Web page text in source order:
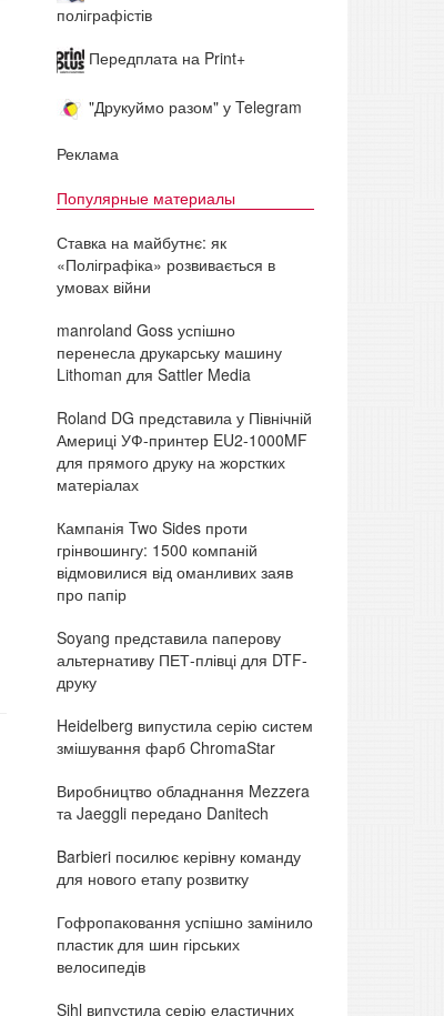
поліграфістів
Передплата на Print+
"Друкуймо разом" у Telegram
Реклама
Популярные материалы
Ставка на майбутнє: як
«Поліграфіка» розвивається в
умовах війни
manroland Goss успішно
перенесла друкарську машину
Lithoman для Sattler Media
Roland DG представила у Північній
Америці УФ-принтер EU2-1000MF
для прямого друку на жорстких
матеріалах
Кампанія Two Sides проти
грінвошингу: 1500 компаній
відмовилися від оманливих заяв
про папір
Soyang представила паперову
альтернативу ПЕТ-плівці для DTF-
друку
Heidelberg випустила серію систем
змішування фарб ChromaStar
Виробництво обладнання Mezzera
та Jaeggli передано Danitech
Barbieri посилює керівну команду
для нового етапу розвитку
Гофропаковання успішно замінило
пластик для шин гірських
велосипедів
Sihl випустила серію еластичних